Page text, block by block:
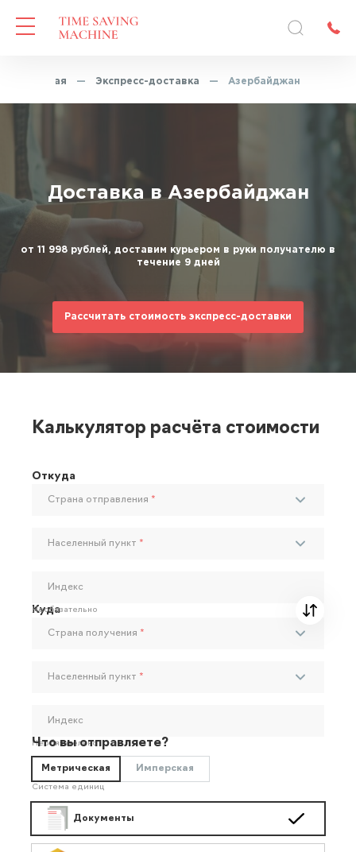
Главная — Экспресс-доставка — Азербайджан
Доставка в Азербайджан
от 11 998 рублей, доставим курьером в руки получателю в
течение 9 дней
Рассчитать стоимость экспресс-доставки
Калькулятор расчёта стоимости
Откуда
Страна отправления *
Населенный пункт *
Индекс
Необязательно
Куда
Страна получения *
Населенный пункт *
Индекс
Необязательно
Что вы отправляете?
Метрическая Имперская
Система единиц
Документы